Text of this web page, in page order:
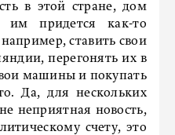
в этой стране, дом
им придется как-то
ставить свои
перегонять их в
машины и покупать
Да, для нескольких
неприятная новость,
счету, это